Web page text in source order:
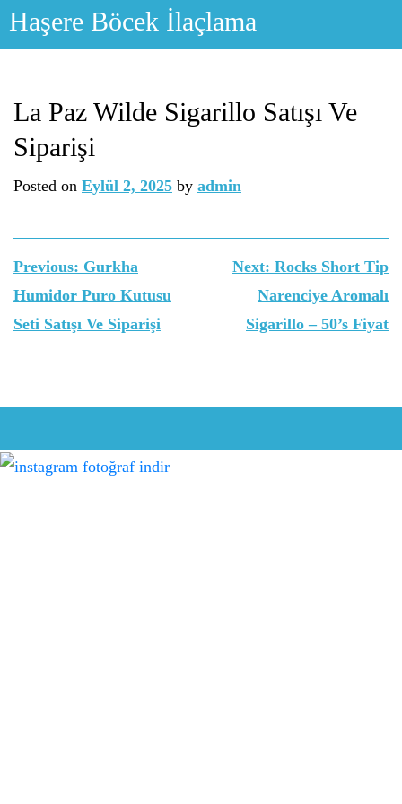
Skip
Haşere Böcek İlaçlama
La Paz Wilde Sigarillo Satışı Ve
Siparişi
Posted on Eylül 2, 2025 by admin
Yazı
gezinmesi
Previous: Gurkha
Humidor Puro Kutusu
Seti Satışı Ve Siparişi
Next: Rocks Short Tip
Narenciye Aromalı
Sigarillo – 50’s Fiyat